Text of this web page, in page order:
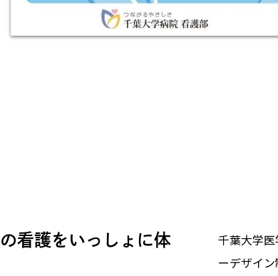
看護をいっしょに体
千葉大学
ーデザイ